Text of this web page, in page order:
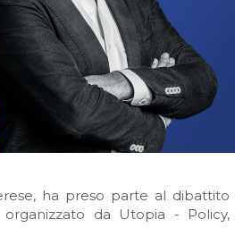
ha preso parte al dibattito
da Utopia - Policy,